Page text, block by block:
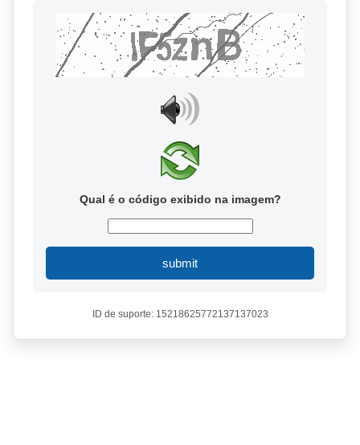
Qual é o código exibido na imagem?
submit
ID de suporte: 15218625772137137023